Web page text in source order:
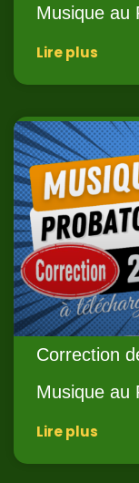
Musique au
Lire plus
Correction
Musique au
Lire plus